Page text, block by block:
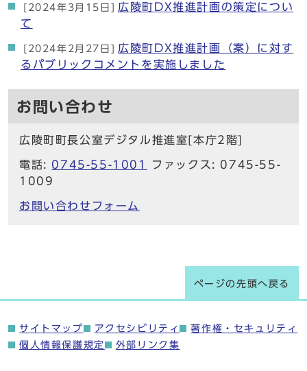
[2024年3月15日] 広陵町DX推進計画の策定につい
て
[2024年2月27日] 広陵町DX推進計画（案）に対す
るパブリックコメントを実施しました
お問い合わせ
広陵町町長公室デジタル推進室[本庁2階]
電話: 0745-55-1001
ファックス: 0745-55-
1009
お問い合わせフォーム
ページの先頭へ戻る
サイトマップ アクセシビリティ
著作権・セキュリティ
個人情報保護規定
外部リンク集